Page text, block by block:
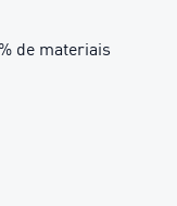
de materiais